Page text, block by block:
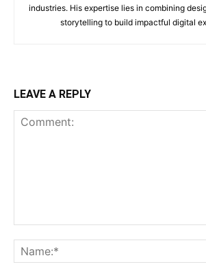
industries. His expertise lies in combining
storytelling to build impactful digital
LEAVE A REPLY